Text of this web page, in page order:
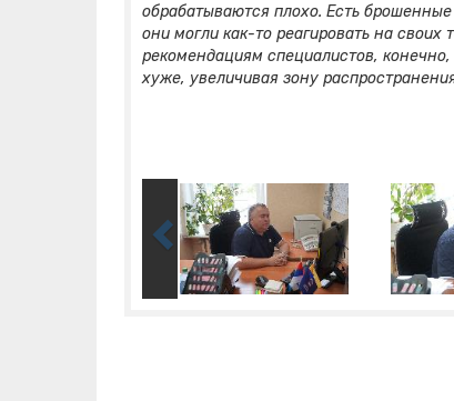
обрабатываются плохо. Есть
они могли как-то реагировать на
рекомендациям специалистов,
хуже, увеличивая зону